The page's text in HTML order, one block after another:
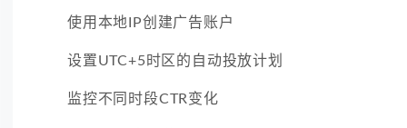
使用本地IP创建广告账户
设置UTC+5时区的自动投放计划
监控不同时段CTR变化